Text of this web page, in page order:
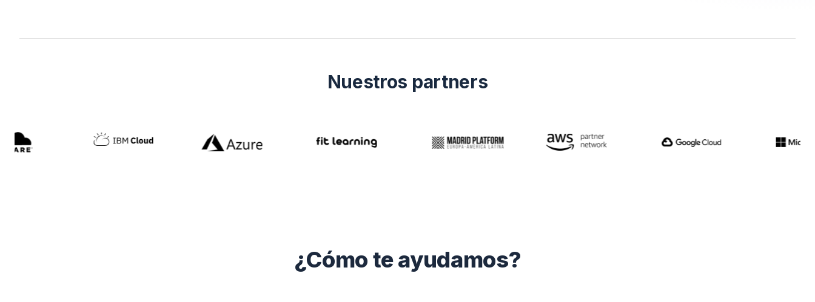
Nuestros partners
¿Cómo te ayudamos?